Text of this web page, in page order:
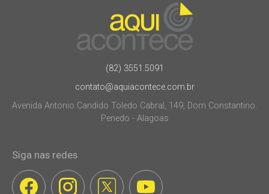
(82) 3551.5091
contato@aquiacontece.com.br
Avenida Antonio Candido Toledo Cabral, 149, Dom Constantino.
Penedo - Alagoas
Siga nas redes